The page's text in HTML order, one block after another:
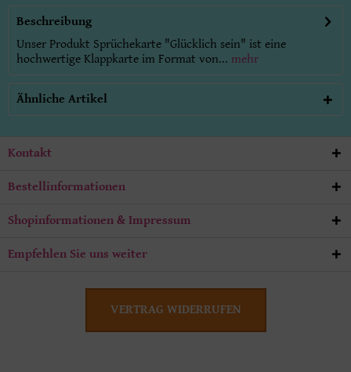
Beschreibung
Unser Produkt Sprüchekarte "Glücklich sein" ist eine
hochwertige Klappkarte im Format von... mehr
Ähnliche Artikel
Kontakt
Bestellinformationen
Shopinformationen & Impressum
Empfehlen Sie uns weiter
VERTRAG WIDERRUFEN